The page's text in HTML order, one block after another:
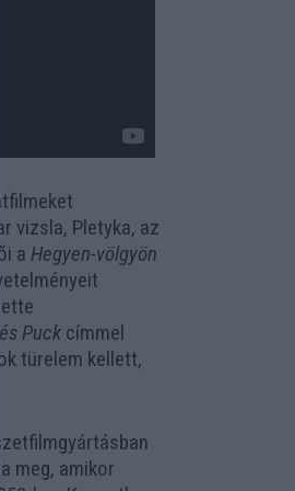
vizsla, Pletyka, az
a Hegyen-völgyön
és Puck címmel
türelem kellett,
meg, amikor